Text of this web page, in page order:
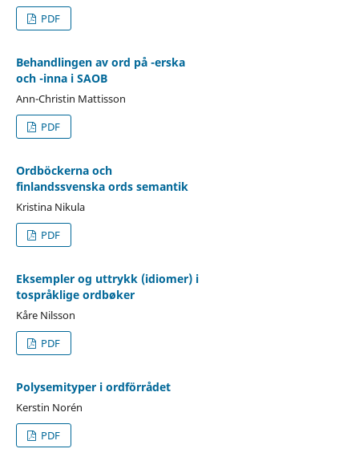
PDF
Behandlingen av ord på -erska
och -inna i SAOB
Ann-Christin Mattisson
PDF
Ordböckerna och
finlandssvenska ords semantik
Kristina Nikula
PDF
Eksempler og uttrykk (idiomer) i
tospråklige ordbøker
Kåre Nilsson
PDF
Polysemityper i ordförrådet
Kerstin Norén
PDF